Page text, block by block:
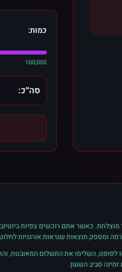
כמות:
100,000
סה״כ:
מוצלחת. כאשר אתם רוכשים צפיותביוטיוב
ומספק תוצאות שנראות אורגניות
לפוסט, השלימו את התשלום המאובטח,
סביב השעון.